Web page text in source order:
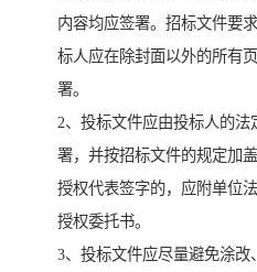
内容均应签署。招标文件要
标人应在除封面以外的所有
署。
2、投标文件应由投标人的
署，并按招标文件的规定加
授权代表签字的，应附单位
授权委托书。
3、投标文件应尽量避免涂